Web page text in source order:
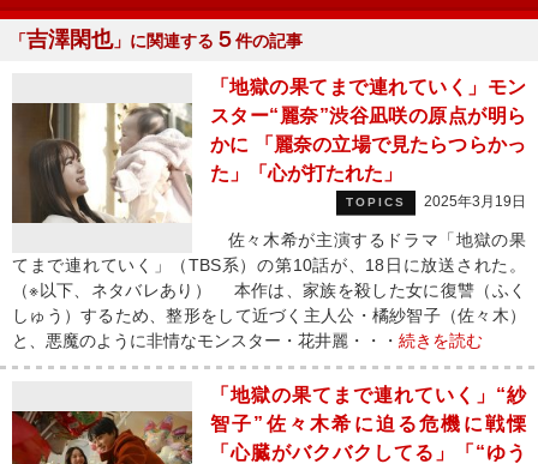
「吉澤閑也」に関連する ５件の記事
「地獄の果てまで連れていく」モン
スター“麗奈”渋谷凪咲の原点が明ら
かに 「麗奈の立場で見たらつらかっ
た」「心が打たれた」
TOPICS 2025年3月19日
佐々木希が主演するドラマ「地獄の果
てまで連れていく」（TBS系）の第10話が、18日に放送された。
（※以下、ネタバレあり） 本作は、家族を殺した女に復讐（ふく
しゅう）するため、整形をして近づく主人公・橘紗智子（佐々木）
と、悪魔のように非情なモンスター・花井麗・・・ 続きを読む
「地獄の果てまで連れていく」“紗
智子”佐々木希に迫る危機に戦慄
「心臓がバクバクしてる」「“ゆう